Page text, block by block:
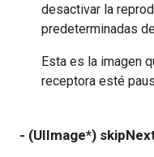
desactivar la
predeterminadas
Esta es la imagen
receptora esté
- (UIImage*)